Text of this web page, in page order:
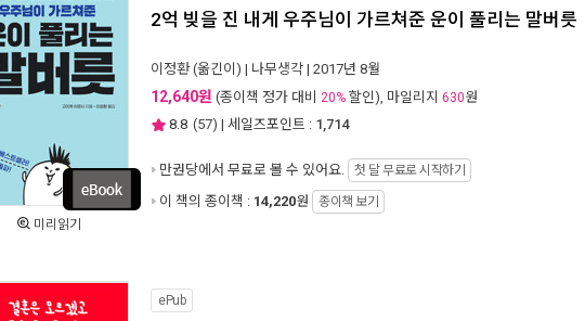
미리읽기
2억 빚을 진 내게 우주님이 가르쳐준 운이 풀리는 말버릇
이정환(옮긴이) | 나무생각 | 2017년 8월
12,640원 (종이책 정가 대비 20% 할인), 마일리지 630원
8.8 (57) | 세일즈포인트 : 1,714
만권당에서 무료로 볼 수 있어요. 첫 달 무료로 시작하기
이 책의 종이책 : 14,220원 종이책 보기
ePub